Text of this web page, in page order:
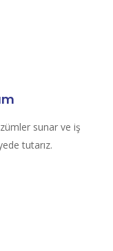
sunar ve iş
tutarız.